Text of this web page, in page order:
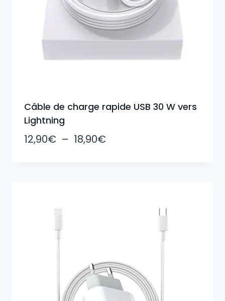
Câble de charge rapide USB 30 W vers
Lightning
12,90€ – 18,90€Plage